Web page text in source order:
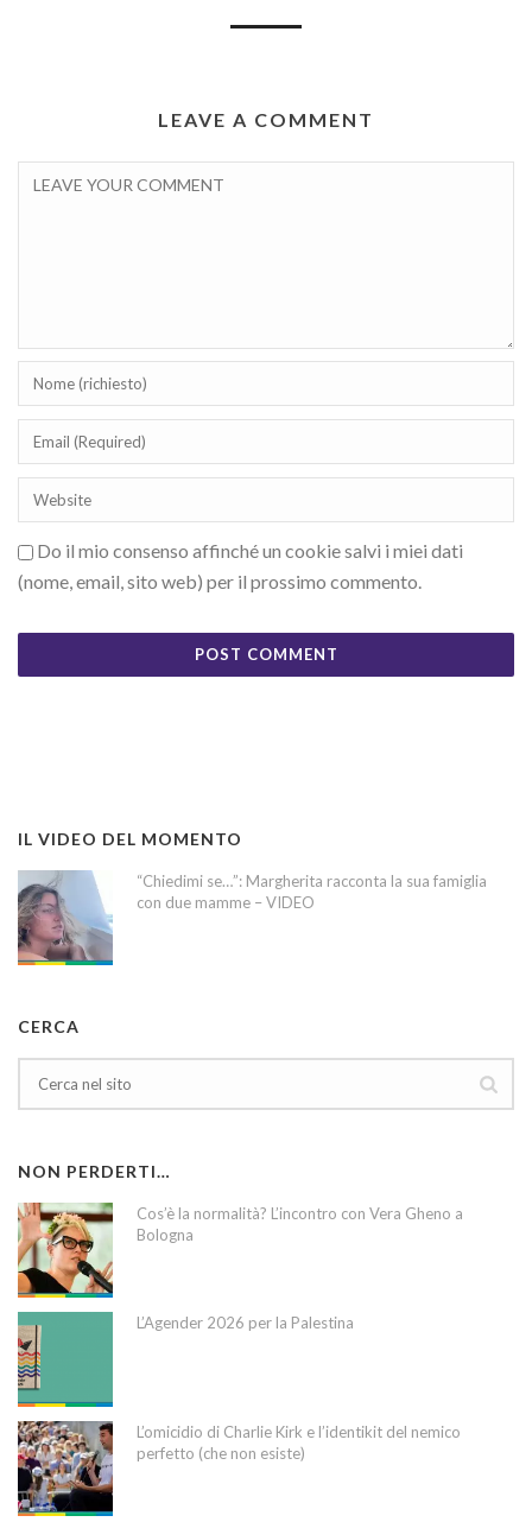
LEAVE A COMMENT
Do il mio consenso affinché un cookie salvi i miei dati
(nome, email, sito web) per il prossimo commento.
IL VIDEO DEL MOMENTO
“Chiedimi se…”: Margherita racconta la sua famiglia
con due mamme – VIDEO
CERCA
NON PERDERTI…
Cos’è la normalità? L’incontro con Vera Gheno a
Bologna
L’Agender 2026 per la Palestina
L’omicidio di Charlie Kirk e l’identikit del nemico
perfetto (che non esiste)